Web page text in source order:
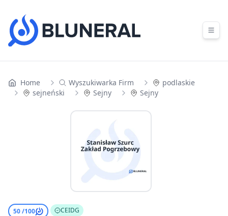
Home Wyszukiwarka Firm
podlaskie
sejneński
Sejny Sejny
50 /100 CEIDG